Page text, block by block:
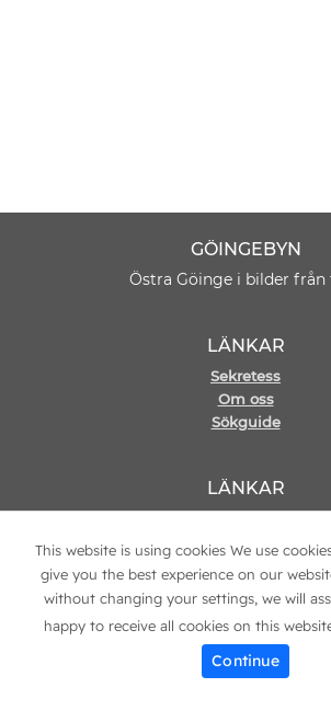
GÖINGEBYN
Östra Göinge i bilder från
LÄNKAR
Sekretess
Om oss
Sökguide
LÄNKAR
Kontakt
© 2021 Copyright
This website is using cookies We use
give you the best experience on our
without changing your settings, we will
happy to receive all cookies on this
Continue